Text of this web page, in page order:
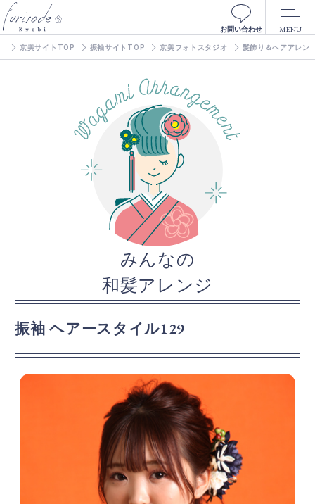
MENU
お問い合わせ
京美サイトTOP 振袖サイトTOP 京美フォトスタジオ 髪飾り＆ヘアアレン
みんなの
和髪アレンジ
振袖 ヘアースタイル129